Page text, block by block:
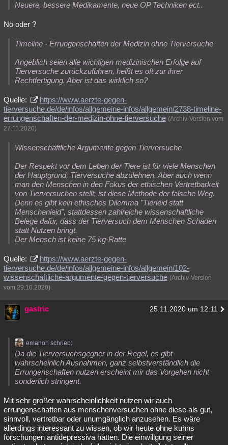
Neuere, bessere Medikamente, neue OP Techniken ect..
Nö oder ?
Timeline - Errungenschaften der Medizin ohne Tierversuche
Angeblich seien alle wichtigen medizinischen Erfolge auf
Tierversuche zurückzuführen, heißt es oft zur ihrer
Rechtfertigung. Aber ist das wirklich so?
Quelle:
https://www.aerzte-gegen-
tierversuche.de/de/infos/allgemeine-infos/allgemein/2738-timeline-
errungenschaften-der-medizin-ohne-tierversuche (Archiv-Version vom
27.11.2020)
Wissenschaftliche Argumente gegen Tierversuche
Der Respekt vor dem Leben der Tiere ist für viele Menschen
der Hauptgrund, Tierversuche abzulehnen. Aber auch wenn
man den Menschen in den Fokus der ethischen Vertretbarkeit
von Tierversuchen stellt, ist diese Methode der falsche Weg.
Denn es gibt kein ethisches Dilemma "Tierleid statt
Menschenleid", stattdessen zahlreiche wissenschaftliche
Belege dafür, dass der Tierversuch dem Menschen Schaden
statt Nutzen bringt.
Der Mensch ist keine 75 kg-Ratte
Quelle:
https://www.aerzte-gegen-
tierversuche.de/de/infos/allgemeine-infos/allgemein/102-
wissenschaftliche-argumente-gegen-tierversuche (Archiv-Version
vom 29.10.2020)
gastric 25.11.2020 um 12:11
emanon schrieb:
Da die Tierversuchsgegner in der Regel, es gibt
wahrscheinlich Ausnahmen, ganz selbstverständlich die
Errungenschaften nutzen erscheint mir das Vorgehen nicht
sonderlich stringent.
Mit sehr großer wahrscheinlichkeit nutzen wir auch
errungenschaften aus menschenversuchen ohne diese als gut,
sinnvoll, vertretbar oder unumgänglich anzusehen. Es wäre
allerdings interessant zu wissen, ob wir heute ohne kuhns
forschungen antidepressiva hätten. Die einwillgung seiner